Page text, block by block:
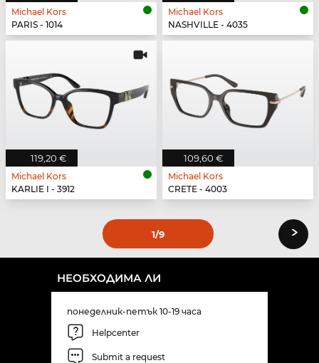
Michael Kors
PARIS - 1014
Michael Kors
NASHVILLE - 4035
119,20 €
Michael Kors
KARLIE I - 3912
109,60 €
Michael Kors
CRETE - 4003
1/9 ›
НЕОБХОДИМА ЛИ
понеделник-петък 10-19 часа
Helpcenter
Submit a request